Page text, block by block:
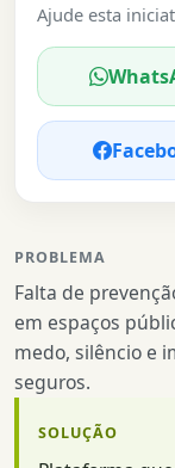
Ajude esta
PROBLEMA
Falta de
em espaços
medo, silêncio e
seguros.
SOLUÇÃO